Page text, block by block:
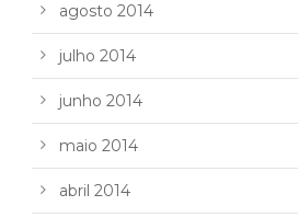
agosto 2014
julho 2014
junho 2014
maio 2014
abril 2014